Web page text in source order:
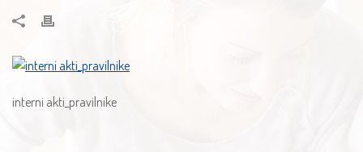
interni akti_pravilnike